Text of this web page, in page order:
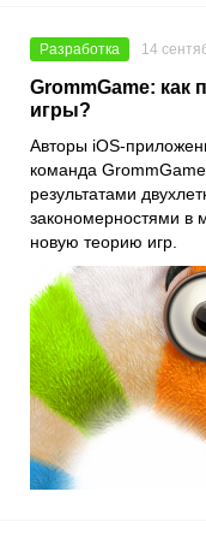
Разработка 14
GrommGame: как
игры?
Авторы iOS-
команда
результатами
закономерностями
новую теорию игр.